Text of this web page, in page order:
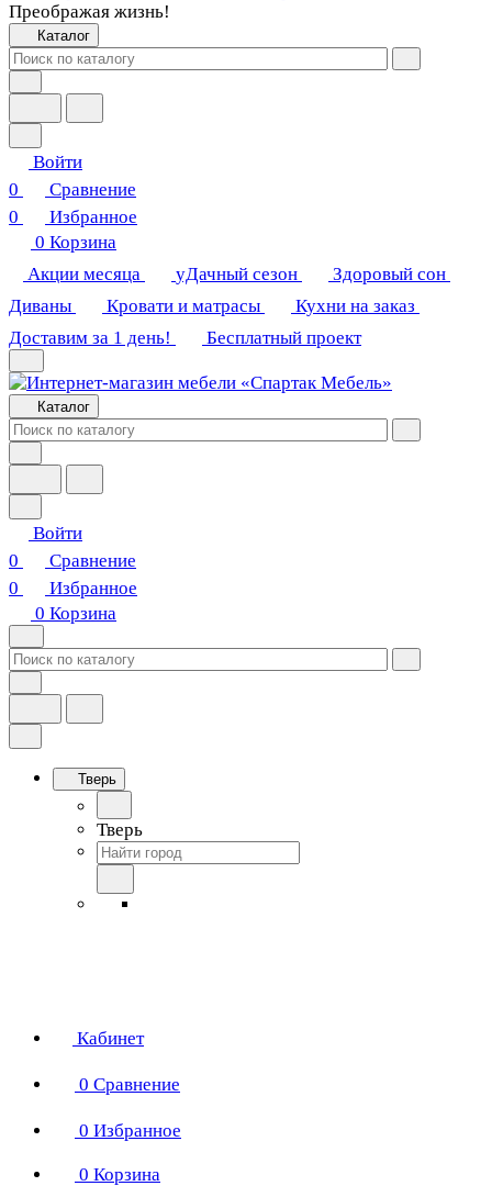
Преображая жизнь!
Каталог
Войти
0
Сравнение
0
Избранное
0 Корзина
Акции месяца
уДачный сезон
Здоровый сон
Диваны
Кровати и матрасы
Кухни на заказ
Доставим за 1 день!
Бесплатный проект
Каталог
Войти
0
Сравнение
0
Избранное
0 Корзина
Тверь
Тверь
Кабинет
0 Сравнение
0 Избранное
0 Корзина